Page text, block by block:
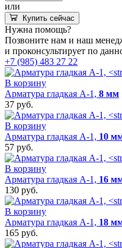
или
Купить сейчас
Нужна помощь?
Позвоните нам и наш
и проконсультирует по
+7 (985) 483 27 22
В корзину
Арматура гладкая А-1, 8 мм
37 руб.
В корзину
Арматура гладкая А-1, 10
57 руб.
В корзину
Арматура гладкая А-1, 16
130 руб.
В корзину
Арматура гладкая А-1, 18
165 руб.